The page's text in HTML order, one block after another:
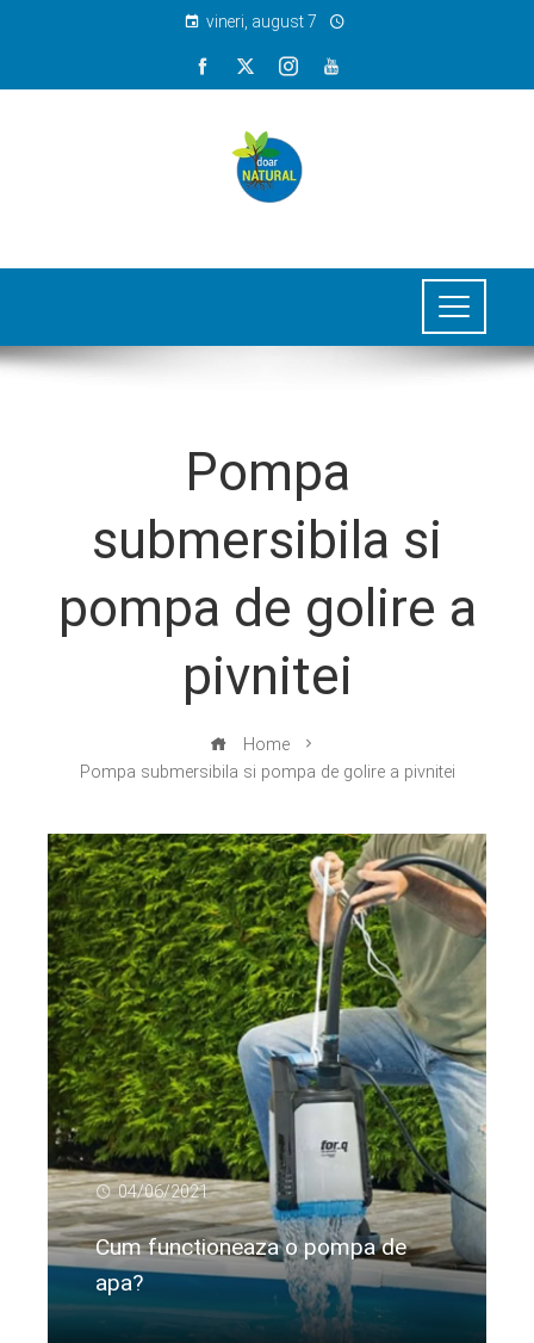
vineri, august 7
Pompa
submersibila si
pompa de golire a
pivnitei
Home
Pompa submersibila si pompa de golire a pivnitei
04/06/2021
Cum functioneaza o pompa de
apa?